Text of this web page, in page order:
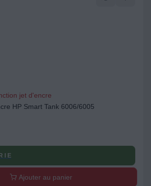
jet d'encre
HP Smart Tank 6006/6005
I E
Ajouter au panier